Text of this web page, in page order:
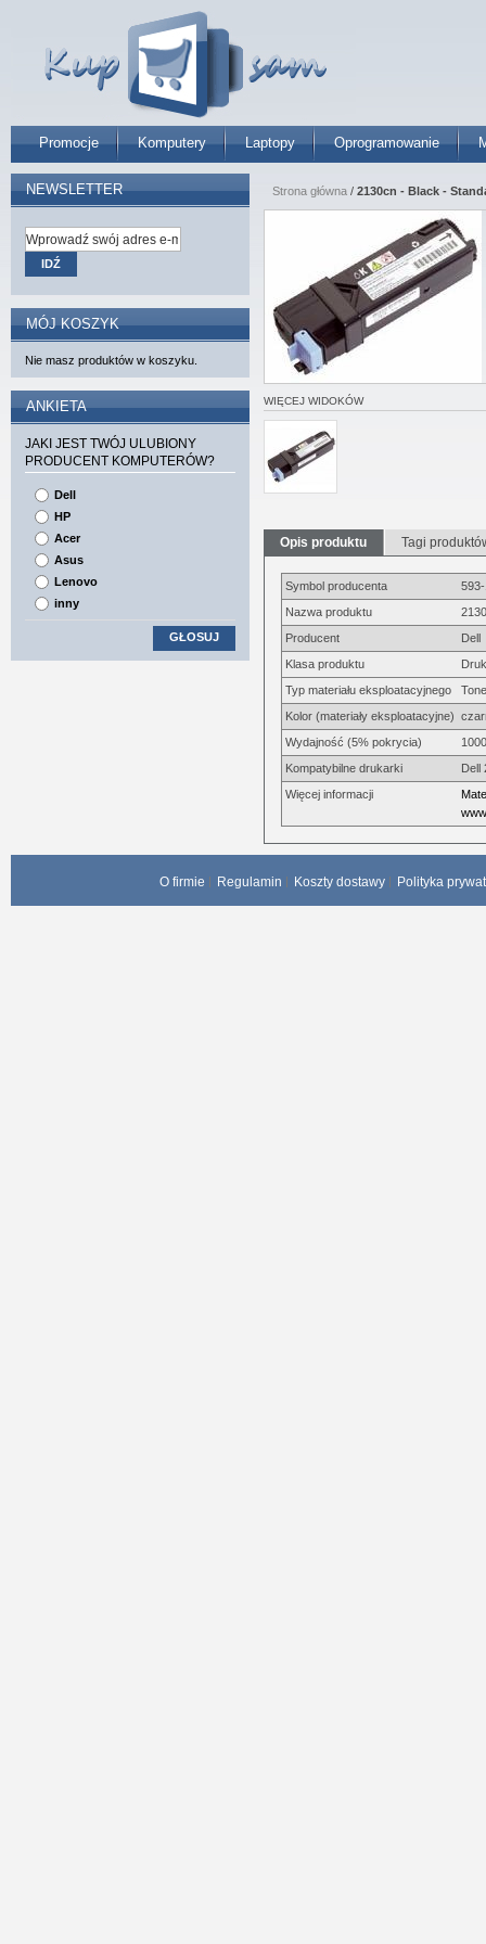
Promocje Komputery Laptopy Oprogramowanie
Strona główna / 2130cn - Black -
WIĘCEJ WIDOKÓW
Opis produktu Tagi
Symbol producenta
Nazwa produktu
Producent
Dell
Klasa produktu
Typ materiału eksploatacyjnego
Kolor (materiały eksploatacyjne)
Wydajność (5% pokrycia)
Kompatybilne drukarki
Dell
Więcej informacji
NEWSLETTER
IDŹ
MÓJ KOSZYK
Nie masz produktów w koszyku.
ANKIETA
JAKI JEST TWÓJ ULUBIONY
PRODUCENT KOMPUTERÓW?
Dell
HP
Acer
Asus
Lenovo
inny
GŁOSUJ
O firmie Regulamin Koszty dostawy Polityka